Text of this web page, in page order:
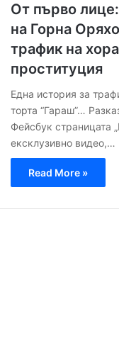
От първо
на Горна
трафик на
проституция
Една история за
торта “Гараш”…
Фейсбук страницата
ексклузивно видео,…
Read More »